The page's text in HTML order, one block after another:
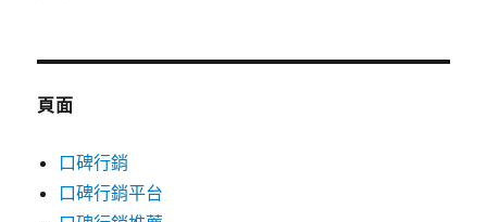
頁面
口碑行銷
口碑行銷平台